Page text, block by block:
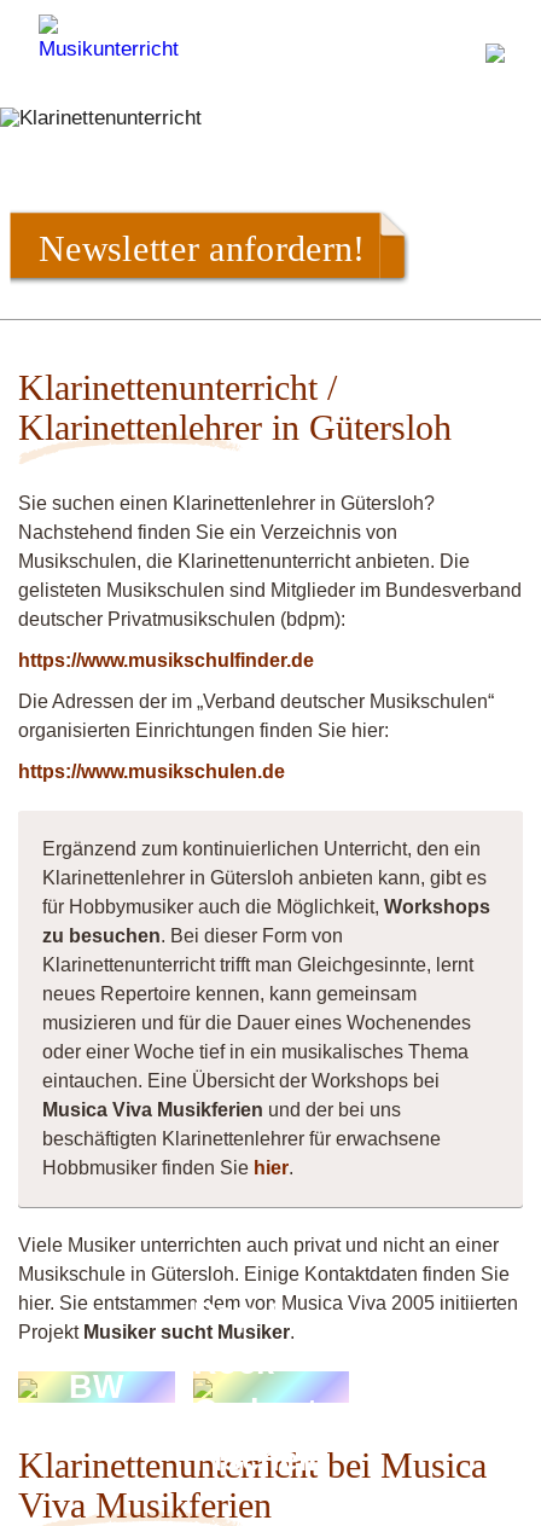
Newsletter anfordern!
Klarinettenunterricht /
Klarinettenlehrer in Gütersloh
Sie suchen einen Klarinettenlehrer in Gütersloh?
Nachstehend finden Sie ein Verzeichnis von
Musikschulen, die Klarinettenunterricht anbieten. Die
gelisteten Musikschulen sind Mitglieder im Bundesverband
deutscher Privatmusikschulen (bdpm):
https://www.musikschulfinder.de
Die Adressen der im „Verband deutscher Musikschulen“
organisierten Einrichtungen finden Sie hier:
https://www.musikschulen.de
Ergänzend zum kontinuierlichen Unterricht, den ein
Klarinettenlehrer in Gütersloh anbieten kann, gibt es
für Hobbymusiker auch die Möglichkeit, Workshops
zu besuchen. Bei dieser Form von
Klarinettenunterricht trifft man Gleichgesinnte, lernt
neues Repertoire kennen, kann gemeinsam
musizieren und für die Dauer eines Wochenendes
oder einer Woche tief in ein musikalisches Thema
eintauchen. Eine Übersicht der Workshops bei
Musica Viva Musikferien und der bei uns
beschäftigten Klarinettenlehrer für erwachsene
Hobbmusiker finden Sie hier.
Viele Musiker unterrichten auch privat und nicht an einer
Musikschule in Gütersloh. Einige Kontaktdaten finden Sie
hier. Sie entstammen dem von Musica Viva 2005 initiierten
Projekt Musiker sucht Musiker.
BW
Pop &
Rock
Orchester
Fischeln
Klarinettenunterricht bei Musica
Viva Musikferien